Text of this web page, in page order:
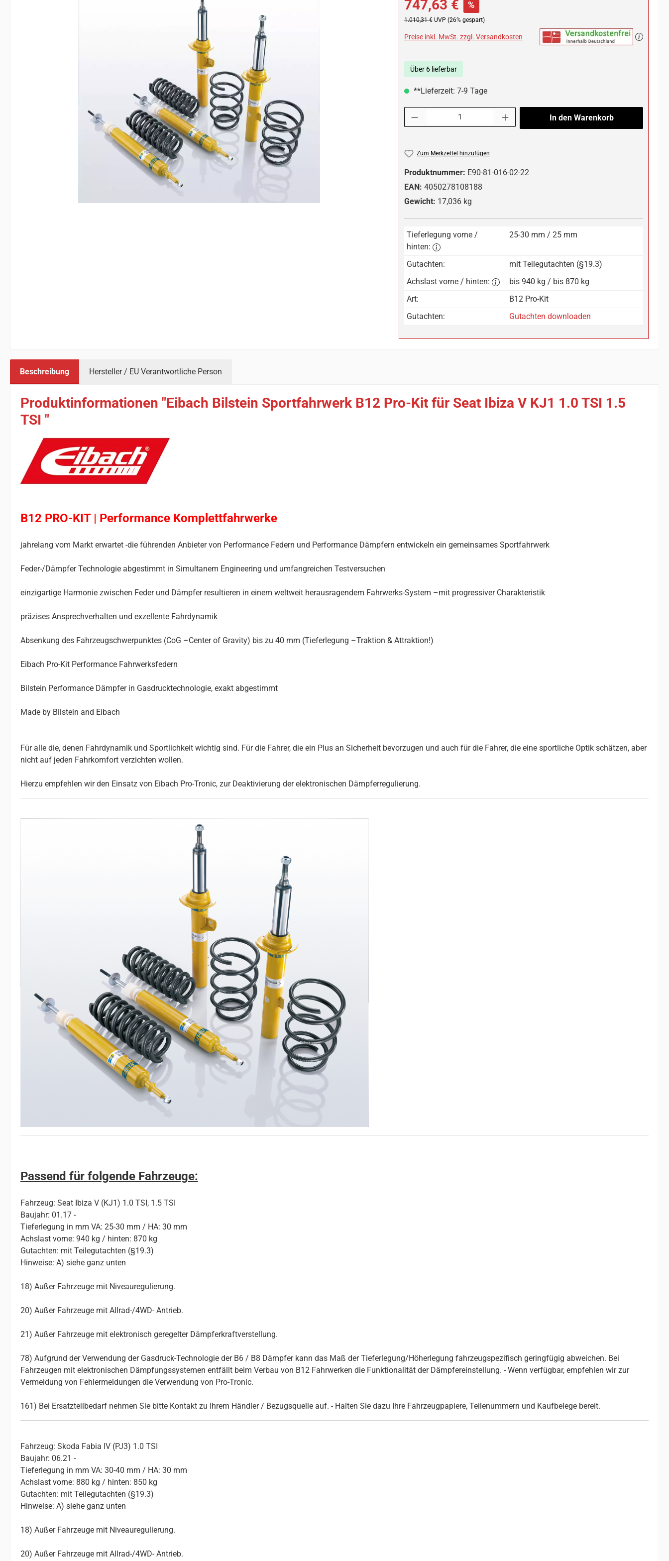
747,63 € %
Regulärer Preis:
1.010,31 € UVP (26% gespart)
Preise inkl. MwSt. zzgl. Versandkosten
Über 6 lieferbar
**Lieferzeit: 7-9 Tage
In den Warenkorb
Zum Merkzettel hinzufügen
Produktnummer: E90-81-016-02-22
EAN: 4050278108188
Gewicht: 17,036 kg
Tieferlegung vorne /
hinten:
25-30 mm / 25 mm
Gutachten:
mit Teilegutachten (§19.3)
Achslast vorne / hinten:
bis 940 kg / bis 870 kg
Art:
B12 Pro-Kit
Gutachten:
Gutachten downloaden
Beschreibung Hersteller / EU Verantwortliche Person
Produktinformationen "Eibach Bilstein Sportfahrwerk B12 Pro-Kit für Seat Ibiza V KJ1 1.0 TSI 1.5
TSI "
B12 PRO-KIT | Performance Komplettfahrwerke
jahrelang vom Markt erwartet -die führenden Anbieter von Performance Federn und Performance Dämpfern entwickeln ein gemeinsames Sportfahrwerk
Feder-/Dämpfer Technologie abgestimmt in Simultanem Engineering und umfangreichen Testversuchen
einzigartige Harmonie zwischen Feder und Dämpfer resultieren in einem weltweit herausragendem Fahrwerks-System –mit progressiver Charakteristik
präzises Ansprechverhalten und exzellente Fahrdynamik
Absenkung des Fahrzeugschwerpunktes (CoG –Center of Gravity) bis zu 40 mm (Tieferlegung –Traktion & Attraktion!)
Eibach Pro-Kit Performance Fahrwerksfedern
Bilstein Performance Dämpfer in Gasdrucktechnologie, exakt abgestimmt
Made by Bilstein and Eibach
Für alle die, denen Fahrdynamik und Sportlichkeit wichtig sind. Für die Fahrer, die ein Plus an Sicherheit bevorzugen und auch für die Fahrer, die eine sportliche Optik schätzen, aber
nicht auf jeden Fahrkomfort verzichten wollen.
Hierzu empfehlen wir den Einsatz von Eibach Pro-Tronic, zur Deaktivierung der elektronischen Dämpferregulierung.
Passend für folgende Fahrzeuge:
Fahrzeug: Seat Ibiza V (KJ1) 1.0 TSI, 1.5 TSI
Baujahr: 01.17 -
Tieferlegung in mm VA: 25-30 mm / HA: 30 mm
Achslast vorne: 940 kg / hinten: 870 kg
Gutachten: mit Teilegutachten (§19.3)
Hinweise: A) siehe ganz unten
18) Außer Fahrzeuge mit Niveauregulierung.
20) Außer Fahrzeuge mit Allrad-/4WD- Antrieb.
21) Außer Fahrzeuge mit elektronisch geregelter Dämpferkraftverstellung.
78) Aufgrund der Verwendung der Gasdruck-Technologie der B6 / B8 Dämpfer kann das Maß der Tieferlegung/Höherlegung fahrzeugspezifisch geringfügig abweichen. Bei
Fahrzeugen mit elektronischen Dämpfungssystemen entfällt beim Verbau von B12 Fahrwerken die Funktionalität der Dämpfereinstellung. - Wenn verfügbar, empfehlen wir zur
Vermeidung von Fehlermeldungen die Verwendung von Pro-Tronic.
161) Bei Ersatzteilbedarf nehmen Sie bitte Kontakt zu Ihrem Händler / Bezugsquelle auf. - Halten Sie dazu Ihre Fahrzeugpapiere, Teilenummern und Kaufbelege bereit.
Fahrzeug: Skoda Fabia IV (PJ3) 1.0 TSI
Baujahr: 06.21 -
Tieferlegung in mm VA: 30-40 mm / HA: 30 mm
Achslast vorne: 880 kg / hinten: 850 kg
Gutachten: mit Teilegutachten (§19.3)
Hinweise: A) siehe ganz unten
18) Außer Fahrzeuge mit Niveauregulierung.
20) Außer Fahrzeuge mit Allrad-/4WD- Antrieb.